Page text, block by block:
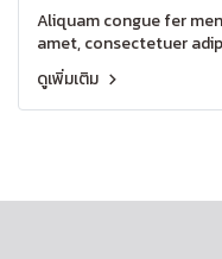
Aliquam congue fer
amet, consectetuer
ดูเพิ่มเติม